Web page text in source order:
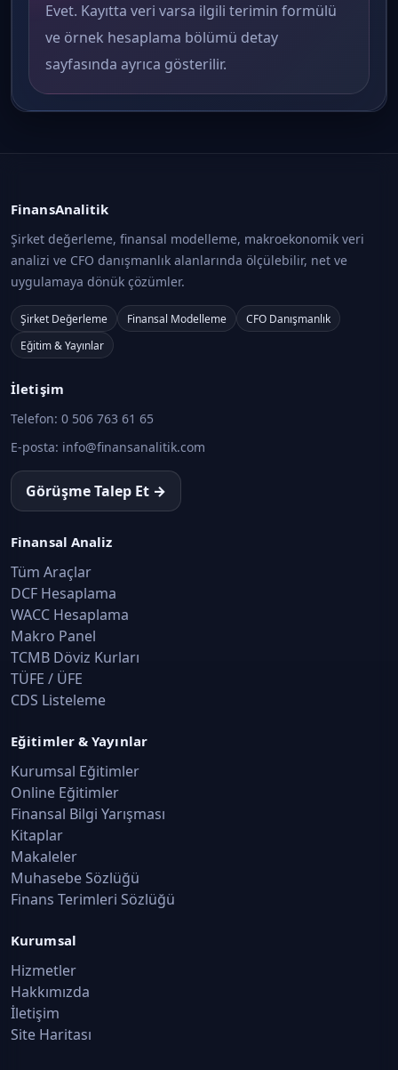
Evet. Kayıtta veri varsa ilgili terimin formülü
ve örnek hesaplama bölümü detay
sayfasında ayrıca gösterilir.
FinansAnalitik
Şirket değerleme, finansal modelleme, makroekonomik veri
analizi ve CFO danışmanlık alanlarında ölçülebilir, net ve
uygulamaya dönük çözümler.
Şirket Değerleme Finansal Modelleme
CFO Danışmanlık
Eğitim & Yayınlar
İletişim
Telefon: 0 506 763 61 65
E-posta: info@finansanalitik.com
Görüşme Talep Et →
Finansal Analiz
Tüm Araçlar
DCF Hesaplama
WACC Hesaplama
Makro Panel
TCMB Döviz Kurları
TÜFE / ÜFE
CDS Listeleme
Eğitimler & Yayınlar
Kurumsal Eğitimler
Online Eğitimler
Finansal Bilgi Yarışması
Kitaplar
Makaleler
Muhasebe Sözlüğü
Finans Terimleri Sözlüğü
Kurumsal
Hizmetler
Hakkımızda
İletişim
Site Haritası